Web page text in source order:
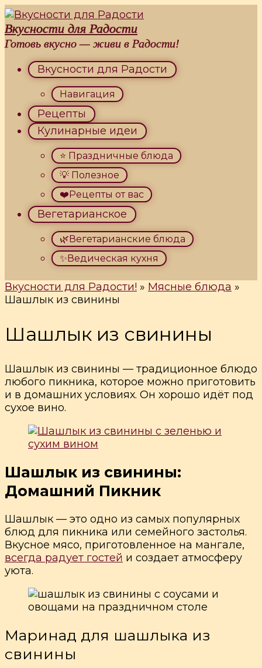
Перейти
к
контенту
Вкусности для Радости
Готовь вкусно — живи в Радости!
Вкусности для Радости
Навигация
Рецепты
Кулинарные идеи
⭐ Праздничные блюда
💡 Полезное
❤️Рецепты от вас
Вегетарианское
🌿Вегетарианские блюда
✨Ведическая кухня
Вкусности для Радости! » Мясные блюда »
Шашлык из свинины
Шашлык из свинины
Шашлык из свинины — традиционное блюдо
любого пикника, которое можно приготовить
и в домашних условиях. Он хорошо идёт под
сухое вино.
Шашлык из свинины:
Домашний Пикник
Шашлык — это одно из самых популярных
блюд для пикника или семейного застолья.
Вкусное мясо, приготовленное на мангале,
всегда радует гостей и создает атмосферу
уюта.
Маринад для шашлыка из
свинины